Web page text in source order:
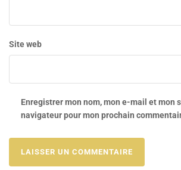
Site web
Enregistrer mon nom, mon e-mail et mon
navigateur pour mon prochain